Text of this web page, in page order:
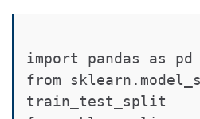
import pandas as pd
from
train_test_split